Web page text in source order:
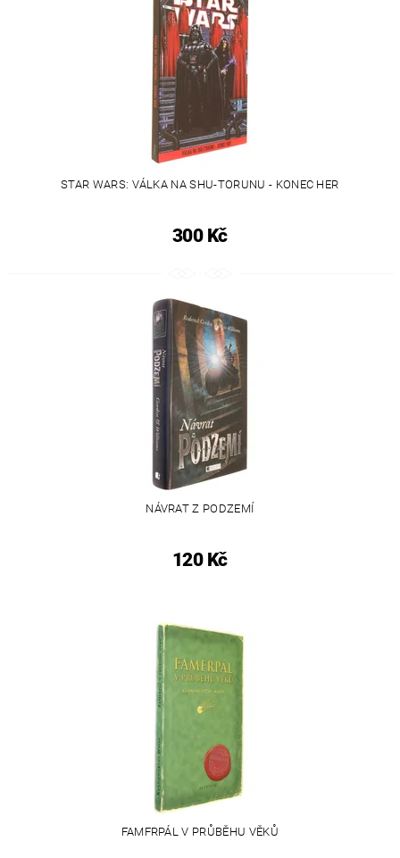
STAR WARS: VÁLKA NA SHU-TORUNU - KONEC HER
300 Kč
NÁVRAT Z PODZEMÍ
120 Kč
FAMFRPÁL V PRŮBĚHU VĚKŮ